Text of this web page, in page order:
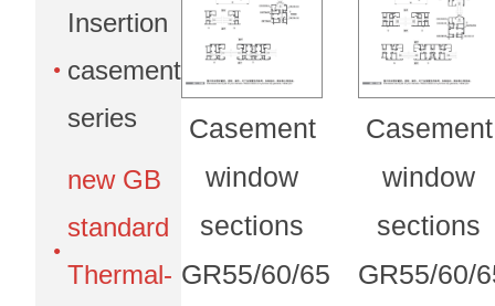
Insertion
casement
series
new GB
standard
Thermal-
Casement
window
sections
GR55/60/65
Casement
window
sections
GR55/60/